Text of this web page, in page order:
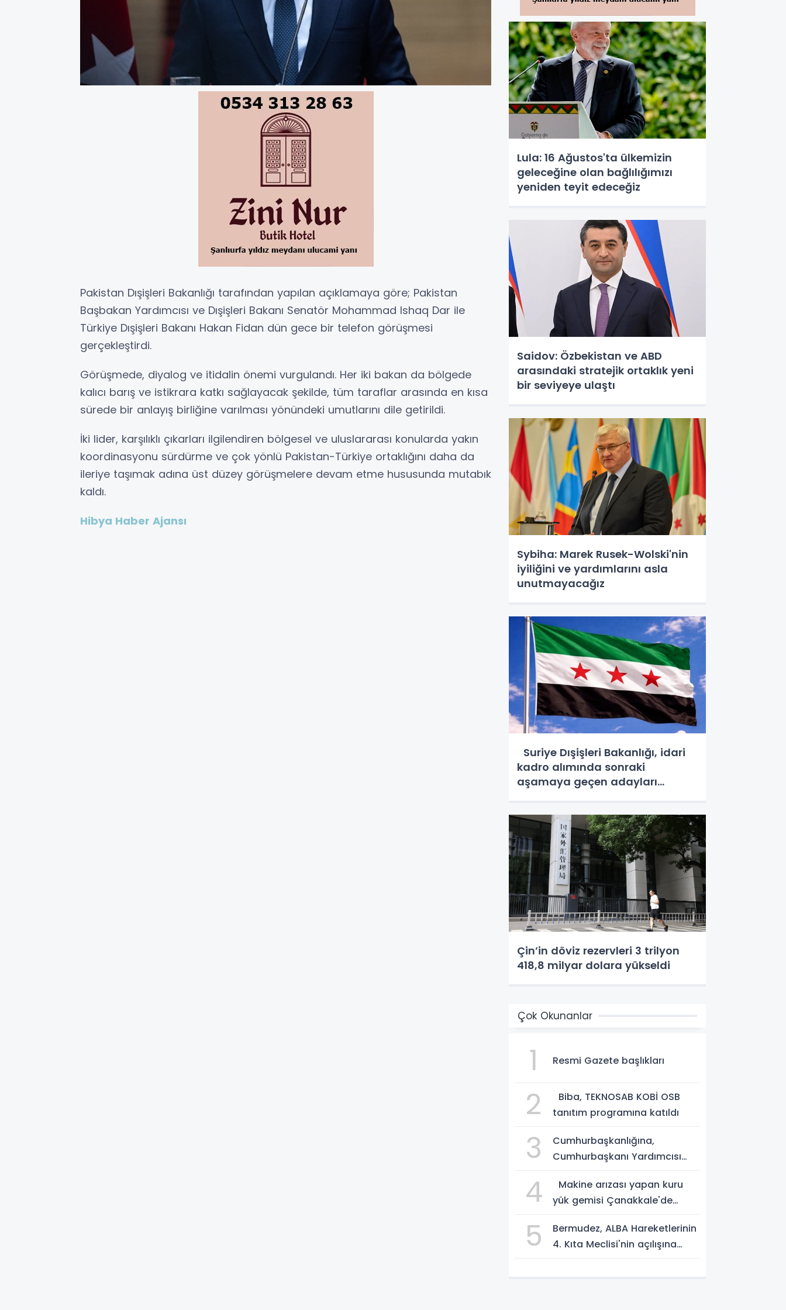
Pakistan Dışişleri Bakanlığı tarafından yapılan açıklamaya göre; Pakistan
Başbakan Yardımcısı ve Dışişleri Bakanı Senatör Mohammad Ishaq Dar ile
Türkiye Dışişleri Bakanı Hakan Fidan dün gece bir telefon görüşmesi
gerçekleştirdi.
Görüşmede, diyalog ve itidalin önemi vurgulandı. Her iki bakan da bölgede
kalıcı barış ve istikrara katkı sağlayacak şekilde, tüm taraflar arasında en kısa
sürede bir anlayış birliğine varılması yönündeki umutlarını dile getirildi.
İki lider, karşılıklı çıkarları ilgilendiren bölgesel ve uluslararası konularda yakın
koordinasyonu sürdürme ve çok yönlü Pakistan-Türkiye ortaklığını daha da
ileriye taşımak adına üst düzey görüşmelere devam etme hususunda mutabık
kaldı.
Hibya Haber Ajansı
Lula: 16 Ağustos'ta ülkemizin
geleceğine olan bağlılığımızı
yeniden teyit edeceğiz
Saidov: Özbekistan ve ABD
arasındaki stratejik ortaklık yeni
bir seviyeye ulaştı
Sybiha: Marek Rusek-Wolski'nin
iyiliğini ve yardımlarını asla
unutmayacağız
Suriye Dışişleri Bakanlığı, idari
kadro alımında sonraki
aşamaya geçen adayları
Çin’in döviz rezervleri 3 trilyon
418,8 milyar dolara yükseldi
Çok Okunanlar
1 Resmi Gazete başlıkları
2
Biba, TEKNOSAB KOBİ OSB
tanıtım programına katıldı
3
Cumhurbaşkanlığına,
Cumhurbaşkanı Yardımcısı
4
Makine arızası yapan kuru
yük gemisi Çanakkale'de
5
Bermudez, ALBA Hareketlerinin
4. Kıta Meclisi'nin açılışına